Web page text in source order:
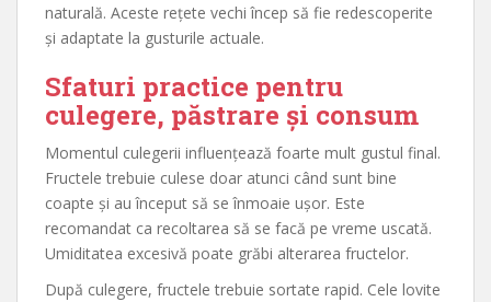
naturală. Aceste rețete vechi încep să fie redescoperite
și adaptate la gusturile actuale.
Sfaturi practice pentru
culegere, păstrare și consum
Momentul culegerii influențează foarte mult gustul final.
Fructele trebuie culese doar atunci când sunt bine
coapte și au început să se înmoaie ușor. Este
recomandat ca recoltarea să se facă pe vreme uscată.
Umiditatea excesivă poate grăbi alterarea fructelor.
După culegere, fructele trebuie sortate rapid. Cele lovite